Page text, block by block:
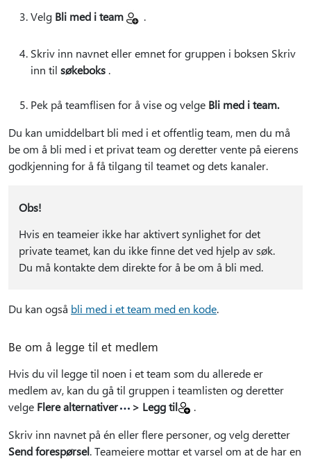
Velg Bli med i team .
Skriv inn navnet eller emnet for gruppen i boksen Skriv
inn til søkeboks .
Pek på teamflisen for å vise og velge Bli med i team.
Du kan umiddelbart bli med i et offentlig team, men du må
be om å bli med i et privat team og deretter vente på eierens
godkjenning for å få tilgang til teamet og dets kanaler.
Obs!
Hvis en teameier ikke har aktivert synlighet for det
private teamet, kan du ikke finne det ved hjelp av søk.
Du må kontakte dem direkte for å be om å bli med.
Du kan også bli med i et team med en kode.
Be om å legge til et medlem
Hvis du vil legge til noen i et team som du allerede er
medlem av, kan du gå til gruppen i teamlisten og deretter
velge Flere alternativer > Legg til
.
Skriv inn navnet på én eller flere personer, og velg deretter
Send forespørsel. Teameiere mottar et varsel om at de har en